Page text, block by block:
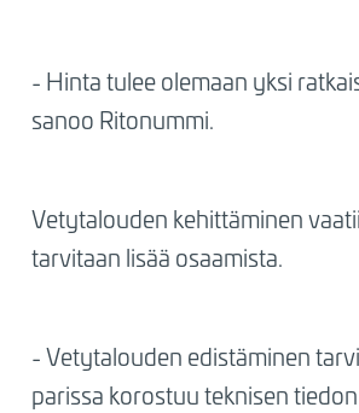
- Hinta tulee olemaan yksi
sanoo Ritonummi.
Vetytalouden kehittäminen
tarvitaan lisää osaamista.
- Vetytalouden edistäminen
parissa korostuu teknisen